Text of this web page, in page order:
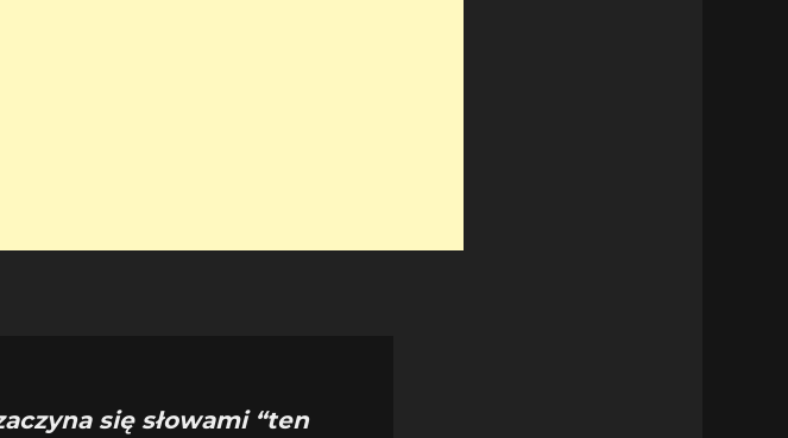
się słowami “ten